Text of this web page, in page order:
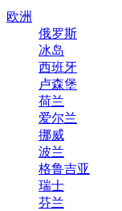
欧洲
俄罗斯
冰岛
西班牙
卢森堡
荷兰
爱尔兰
挪威
波兰
格鲁吉亚
瑞士
芬兰